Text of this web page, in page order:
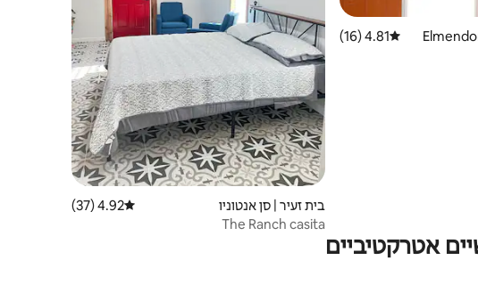
דירוג ממוצע של 4.81 מתוך 5, 16 ביקורות
4.81 (16)
בית זעיר | סן אנטוניו דירוג ממוצע של 4.92 מתוך 5, 37 ביקורות
4.92 (37)
The Ranch casita
אטרקטיביים